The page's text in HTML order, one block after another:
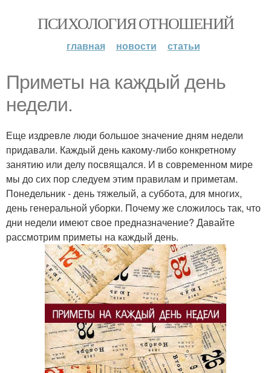
ПСИХОЛОГИЯ ОТНОШЕНИЙ
главная новости статьи
Приметы на каждый день
недели.
Еще издревле люди большое значение дням недели
придавали. Каждый день какому-либо конкретному
занятию или делу посвящался. И в современном мире
мы до сих пор следуем этим правилам и приметам.
Понедельник - день тяжелый, а суббота, для многих,
день генеральной уборки. Почему же сложилось так, что
дни недели имеют свое предназначение? Давайте
рассмотрим приметы на каждый день.